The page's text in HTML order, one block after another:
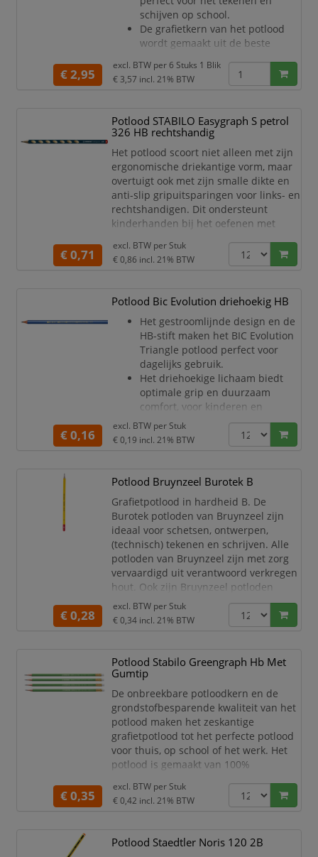
schijven op school.
De grafietkern van het potlood
wordt gemaakt uit de beste
goede afgifte.
De potloden zitten in een
in de schooltas.
De verpakking bevat 6 potloden
in de volgende hardheden: 2H,
1H, HB, 1B, 2B en 4B.
Bruynzeel Teens is speciaal
ontwikkeld voor de scholier en de
student.
€ 2,95
excl. BTW per6 Stuks 1 Blik
€ 3,57 incl. 21% BTW
Potlood STABILO Easygraph S petrol
326 HB rechtshandig
Het potlood scoort niet alleen met zijn
ergonomische driekantige vorm, maar
overtuigt ook met zijn smalle dikte en
anti-slip gripuitsparingen voor links- en
rechtshandigen. Dit ondersteunt
kinderhanden bij het oefenen met
van een leesbaar handschrift.
Driekantig.
hele potlood.
Hout uit duurzaam beheerde
bossen (PEFC gecertificeerd).
Kern diameter 2.2mm.
Hardheid HB.
De potlo
€ 0,71
excl. BTW per Stuk
€ 0,86 incl. 21% BTW
Potlood Bic Evolution driehoekig HB
Het gestroomlijnde design en de
HB-stift maken het BIC Evolution
Triangle potlood perfect voor
dagelijks gebruik.
Het driehoekige lichaam biedt
optimale grip en duurzaam
comfort, voor kinderen en
volwassenen.
Net zoals alle BIC Evolution
grafietpotloden, is de
schokbestendig, makkelijk te
slijpen en snel uit te gummen.
Dit driehoekige potlood is
gemaakt zonder hout, bestendig
tegen knauwende tanden en
gegar
€ 0,16
excl. BTW per Stuk
€ 0,19 incl. 21% BTW
Potlood Bruynzeel Burotek B
Grafietpotlood in hardheid B. De
Burotek potloden van Bruynzeel zijn
ideaal voor schetsen, ontwerpen,
(technisch) tekenen en schrijven. Alle
potloden van Bruynzeel zijn met zorg
vervaardigd uit verantwoord verkregen
hout. Ook zijn Bruynzeel potloden
dubbel gelijmd, zodat ze extra sterk
zijn en de kans dat de kleurkern breekt
– bijvoorbeeld als het potlood op de
gebroken punten en zorgt ervoor dat je
het pot
€ 0,28
excl. BTW per Stuk
€ 0,34 incl. 21% BTW
Potlood Stabilo Greengraph Hb Met
Gumtip
De onbreekbare potloodkern en de
grondstofbesparende kwaliteit van het
potlood maken het zeskantige
grafietpotlood tot het perfecte potlood
voor thuis, op school of het werk. Het
potlood is gemaakt van 100%
6-hoekig.
Breekbestendige kern.
Kern 2.2mm
Met gumtop.
€ 0,35
excl. BTW per Stuk
€ 0,42 incl. 21% BTW
Potlood Staedtler Noris 120 2B